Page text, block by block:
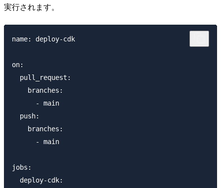
実行されます。
name: deploy-cdk
on:
  pull_request:
    branches:
      - main
  push:
    branches:
      - main
jobs:
  deploy-cdk: